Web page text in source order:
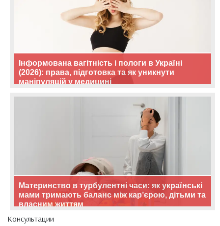
Інформована вагітність і пологи в Україні
(2026): права, підготовка та як уникнути
маніпуляцій у медицині
Материнство в турбулентні часи: як українські
мами тримають баланс між кар’єрою, дітьми та
власним життям
Консультации